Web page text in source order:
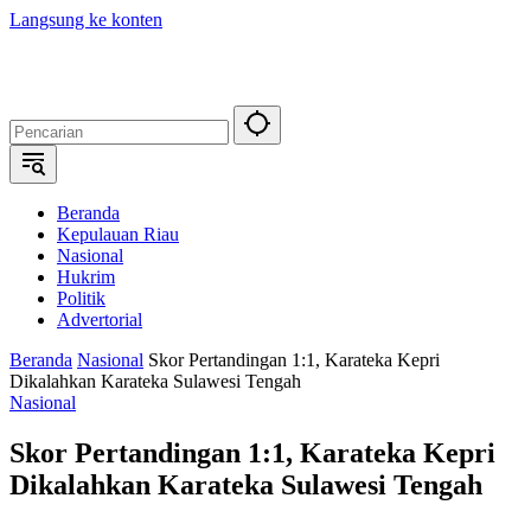
Langsung ke konten
Beranda
Kepulauan Riau
Nasional
Hukrim
Politik
Advertorial
Beranda Nasional Skor Pertandingan 1:1, Karateka Kepri
Dikalahkan Karateka Sulawesi Tengah
Nasional
Skor Pertandingan 1:1, Karateka Kepri
Dikalahkan Karateka Sulawesi Tengah